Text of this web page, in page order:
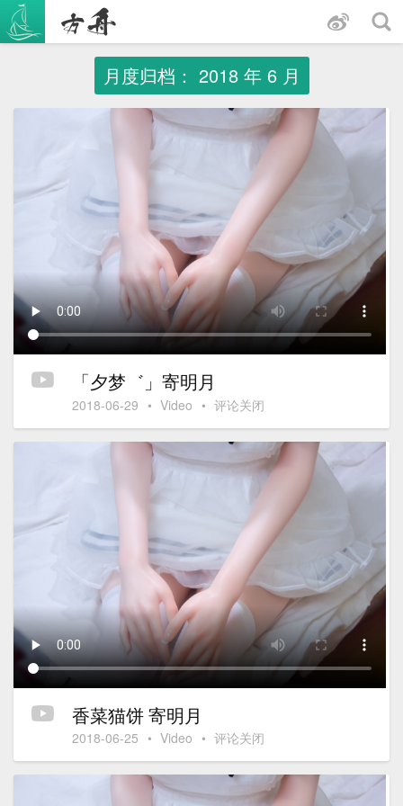
内
容
月度归档： 2018 年 6 月
「夕梦゛」寄明月
2018-06-29 • Video • 评论关闭
香菜猫饼 寄明月
2018-06-25 • Video • 评论关闭